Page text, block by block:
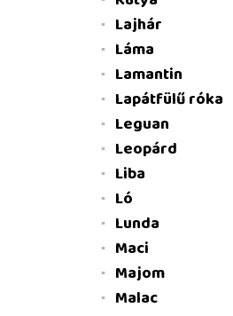
Lajhár
Láma
Lamantin
Lapátfülű róka
Leguan
Leopárd
Liba
Ló
Lunda
Maci
Majom
Malac